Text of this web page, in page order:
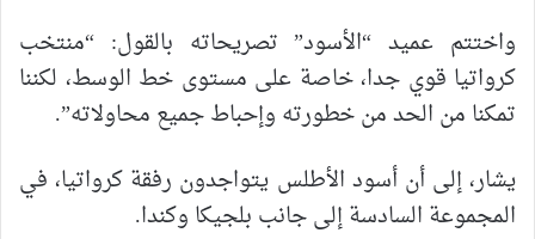
واختتم عميد “الأسود” تصريحاته بالقول: “منتخب
كرواتيا قوي جدا، خاصة على مستوى خط الوسط، لكننا
تمكنا من الحد من خطورته وإحباط جميع محاولاته”.
يشار، إلى أن أسود الأطلس يتواجدون رفقة كرواتيا، في
المجموعة السادسة إلى جانب بلجيكا وكندا.